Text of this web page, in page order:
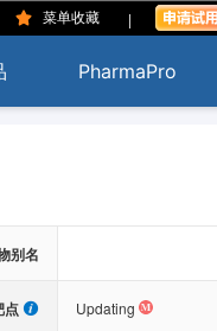
菜单收藏 |
PharmaPro
别名
点 Updating